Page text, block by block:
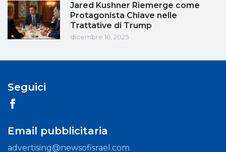
Jared Kushner Riemerge come
Protagonista Chiave nelle
Trattative di Trump
dicembre 16, 2025
Seguici
Email pubblicitaria
advertising@newsofisrael.com